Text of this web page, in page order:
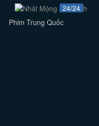
24/24
Phim Trung Quốc